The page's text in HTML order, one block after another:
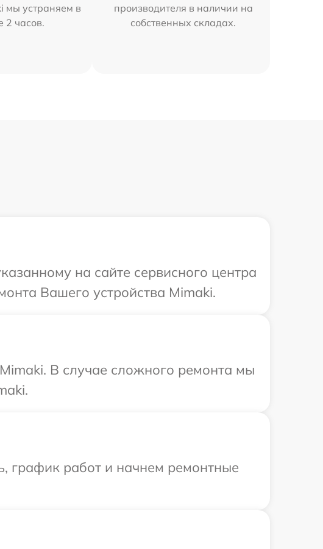
мы устраняем в
2 часов.
производителя в наличии на
собственных складах.
на сайте сервисного центра
Вашего устройства Mimaki.
В случае сложного ремонта мы
график работ и начнем ремонтные